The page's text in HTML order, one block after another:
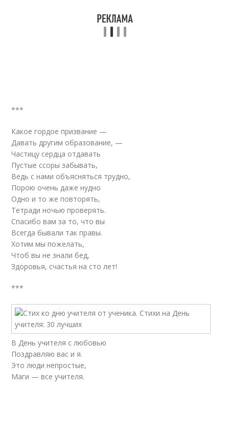
***
Какое гордое призвание —
Давать другим образование, —
Частицу сердца отдавать
Пустые ссоры забывать,
Ведь с нами объясняться трудно,
Порою очень даже нудно
Одно и то же повторять,
Тетради ночью проверять.
Спасибо вам за то, что вы
Всегда бывали так правы.
Хотим мы пожелать,
Чтоб вы не знали бед,
Здоровья, счастья на сто лет!
***
В День учителя с любовью
Поздравляю вас и я.
Это люди непростые,
Маги — все учителя.